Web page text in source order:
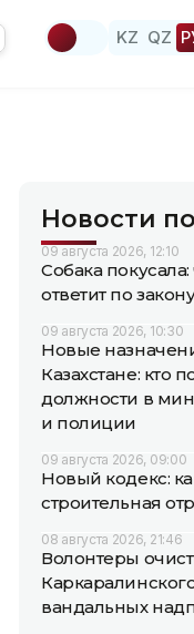
KZ QZ
Новости
09 августа 2026, 12:10
Собака покусала:
ответит по
09 августа 2026, 10:30
Новые
Казахстане: кто
должности в
и полиции
09 августа 2026, 09:00
Новый кодекс:
строительная
08 августа 2026, 21:46
Волонтеры
вандальных